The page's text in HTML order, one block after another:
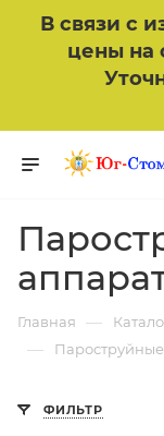
В связи с
цены на
Главная —
—
ФИЛЬТР